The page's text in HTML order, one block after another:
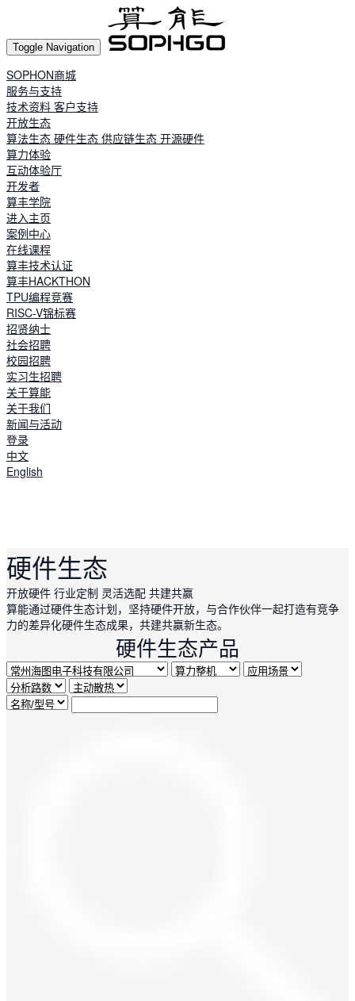
Toggle Navigation
SOPHON商城
服务与支持
技术资料 客户支持
开放生态
算法生态 硬件生态 供应链生态 开源硬件
算力体验
互动体验厅
开发者
算丰学院
进入主页
案例中心
在线课程
算丰技术认证
算丰HACKTHON
TPU编程竞赛
RISC-V锦标赛
招贤纳士
社会招聘
校园招聘
实习生招聘
关于算能
关于我们
新闻与活动
登录
中文
English
硬件生态
开放硬件 行业定制 灵活选配 共建共赢
算能通过硬件生态计划，坚持硬件开放，与合作伙伴一起打造有竞争
力的差异化硬件生态成果，共建共赢新生态。
硬件生态产品